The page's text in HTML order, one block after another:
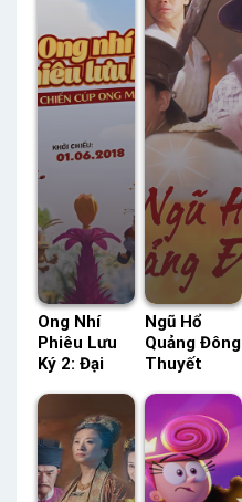
Ong Nhí
Phiêu Lưu
Ký 2: Đại
Ong Mật
Lồng Tiếng
– Status:
HD Lồng
Tiếng
Ngũ Hổ
Quảng Đông
Thuyết
Status: HD
Thuyết
Minh